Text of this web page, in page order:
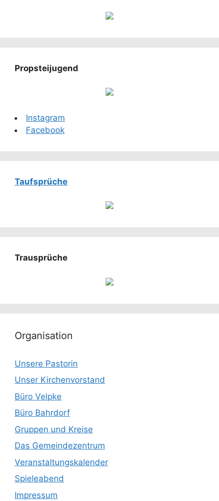
Propsteijugend
Instagram
Facebook
Taufsprüche
Trausprüche
Organisation
Unsere Pastorin
Unser Kirchenvorstand
Büro Velpke
Büro Bahrdorf
Gruppen und Kreise
Das Gemeindezentrum
Veranstaltungskalender
Spieleabend
Impressum